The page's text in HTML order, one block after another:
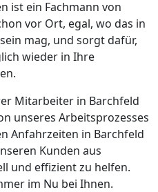
ist ein Fachmann von
vor Ort, egal, wo das in
mag, und sorgt dafür,
wieder in Ihre
Mitarbeiter in Barchfeld
unseres Arbeitsprozesses
Anfahrzeiten in Barchfeld
Kunden aus
und effizient zu helfen.
im Nu bei Ihnen.